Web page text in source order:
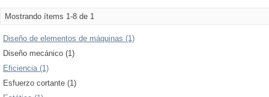
Mostrando ítems 1-8 de 1
Diseño de elementos de máquinas (1)
Diseño mecánico (1)
Eficiencia (1)
Esfuerzo cortante (1)